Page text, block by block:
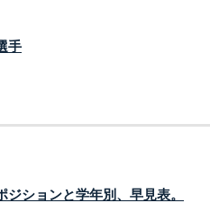
手
ションと学年別、早見表。